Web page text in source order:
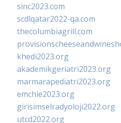
sinc2023.com
scdlqatar2022-qa.com
thecolumbiagrill.com
khedi2023.org
akademikgeriatri2023.org
marmarapediatri2023.org
emchie2023.org
girisimselradyoloji2022.org
utcd2022.org